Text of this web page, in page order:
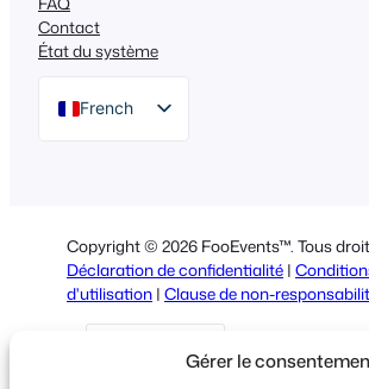
Gérer le
Contact
État du système
French
English
Spanish
Italian
Copyright © 2026 FooEvents™. Tous
Déclaration de confidentialité |
d'utilisation | Clause de non-